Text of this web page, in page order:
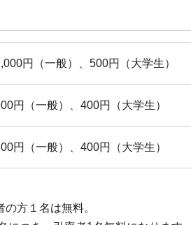
円（一般）、500円（大学生）
円（一般）、400円（大学生）
円（一般）、400円（大学生）
方１名は無料。